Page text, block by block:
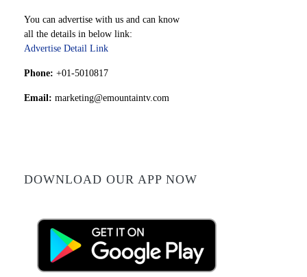
You can advertise with us and can know
all the details in below link:
Advertise Detail Link
Phone: +01-5010817
Email: marketing@emountaintv.com
DOWNLOAD OUR APP NOW